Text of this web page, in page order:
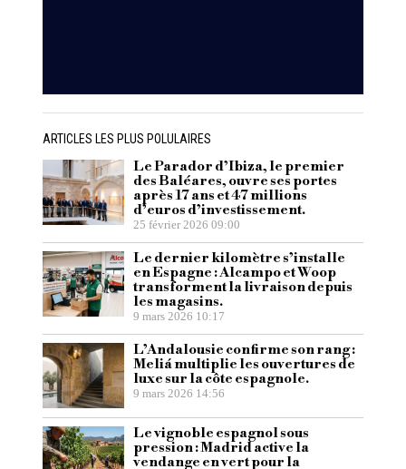
ARTICLES LES PLUS POLULAIRES
Le Parador d’Ibiza, le premier
des Baléares, ouvre ses portes
après 17 ans et 47 millions
d’euros d’investissement.
25 février 2026 09:00
Le dernier kilomètre s’installe
en Espagne : Alcampo et Woop
transforment la livraison depuis
les magasins.
9 mars 2026 10:17
L’Andalousie confirme son rang :
Meliá multiplie les ouvertures de
luxe sur la côte espagnole.
9 mars 2026 14:56
Le vignoble espagnol sous
pression : Madrid active la
vendange en vert pour la